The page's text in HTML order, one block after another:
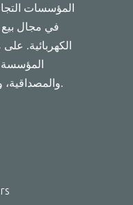
المؤسسات
في مجال بيع
الكهربائية.
المؤسسة
والمصداقية، وخدمة العملاء بمعايير عالمية.